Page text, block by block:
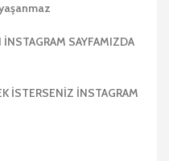
SAYFAMIZDA
İSTERSENİZ İNSTAGRAM